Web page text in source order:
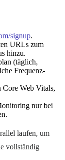
signup.
URLs zum
hinzu.
(täglich,
Frequenz-
Core Web Vitals,
nur bei
laufen, um
vollständig